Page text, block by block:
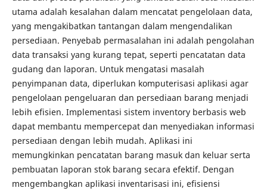
utama adalah kesalahan dalam mencatat pengelolaan data,
yang mengakibatkan tantangan dalam mengendalikan
persediaan. Penyebab permasalahan ini adalah pengolahan
data transaksi yang kurang tepat, seperti pencatatan data
gudang dan laporan. Untuk mengatasi masalah
penyimpanan data, diperlukan komputerisasi aplikasi agar
pengelolaan pengeluaran dan persediaan barang menjadi
lebih efisien. Implementasi sistem inventory berbasis web
dapat membantu mempercepat dan menyediakan informasi
persediaan dengan lebih mudah. Aplikasi ini
memungkinkan pencatatan barang masuk dan keluar serta
pembuatan laporan stok barang secara efektif. Dengan
mengembangkan aplikasi inventarisasi ini, efisiensi